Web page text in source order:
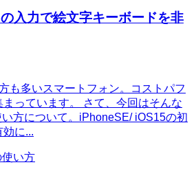
入力で絵文字キーボードを非
も多いスマートフォン。コストパフ
っています。 さて、今回はそんな
方について。iPhoneSE/ iOS15の初
に...
い方